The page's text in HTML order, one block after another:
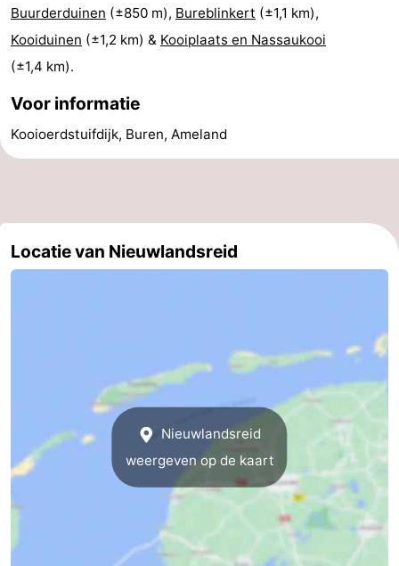
Buurderduinen (±850 m), Bureblinkert (±1,1 km),
Kooiduinen (±1,2 km) & Kooiplaats en Nassaukooi
(±1,4 km).
Voor informatie
Kooioerdstuifdijk, Buren, Ameland
Locatie van Nieuwlandsreid
Nieuwlandsreid
weergeven op de kaart